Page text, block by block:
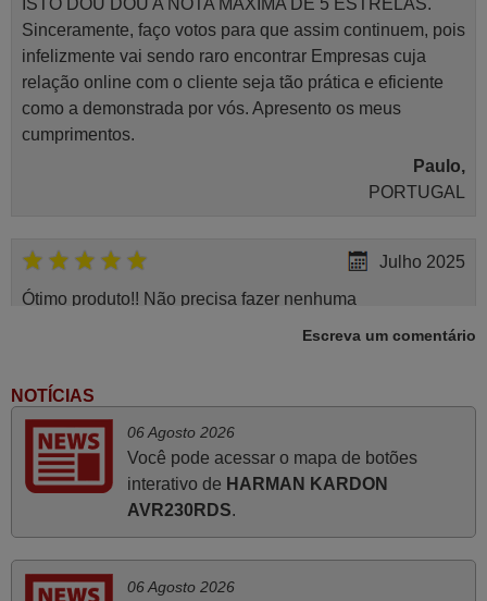
ISTO DOU DOU A NOTA MÁXIMA DE 5 ESTRELAS.
Sinceramente, faço votos para que assim continuem, pois
infelizmente vai sendo raro encontrar Empresas cuja
relação online com o cliente seja tão prática e eficiente
como a demonstrada por vós. Apresento os meus
cumprimentos.
Paulo,
PORTUGAL
Julho 2025
Ótimo produto!! Não precisa fazer nenhuma
Abril 2025
O comando veio bem embrulhado e protegido. Fez logo a
emparelhamento com a televisão, sem problemas.
Funciona na perfeição. Recomendo vivamente este
produto e este site.
Escreva um comentário
NOTÍCIAS
06 Agosto 2026
Você pode acessar o mapa de botões
interativo de HARMAN KARDON
AVR230RDS.
06 Agosto 2026